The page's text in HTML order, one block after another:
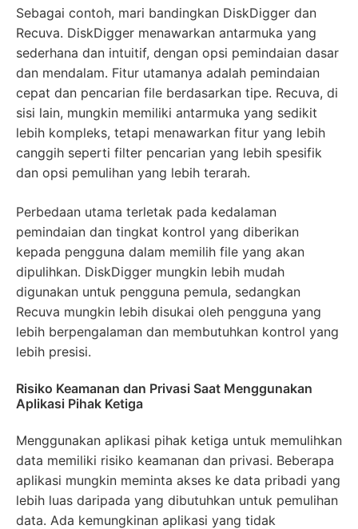
Sebagai contoh, mari bandingkan DiskDigger dan
Recuva. DiskDigger menawarkan antarmuka yang
sederhana dan intuitif, dengan opsi pemindaian dasar
dan mendalam. Fitur utamanya adalah pemindaian
cepat dan pencarian file berdasarkan tipe. Recuva, di
sisi lain, mungkin memiliki antarmuka yang sedikit
lebih kompleks, tetapi menawarkan fitur yang lebih
canggih seperti filter pencarian yang lebih spesifik
dan opsi pemulihan yang lebih terarah.
Perbedaan utama terletak pada kedalaman
pemindaian dan tingkat kontrol yang diberikan
kepada pengguna dalam memilih file yang akan
dipulihkan. DiskDigger mungkin lebih mudah
digunakan untuk pengguna pemula, sedangkan
Recuva mungkin lebih disukai oleh pengguna yang
lebih berpengalaman dan membutuhkan kontrol yang
lebih presisi.
Risiko Keamanan dan Privasi Saat Menggunakan
Aplikasi Pihak Ketiga
Menggunakan aplikasi pihak ketiga untuk memulihkan
data memiliki risiko keamanan dan privasi. Beberapa
aplikasi mungkin meminta akses ke data pribadi yang
lebih luas daripada yang dibutuhkan untuk pemulihan
data. Ada kemungkinan aplikasi yang tidak